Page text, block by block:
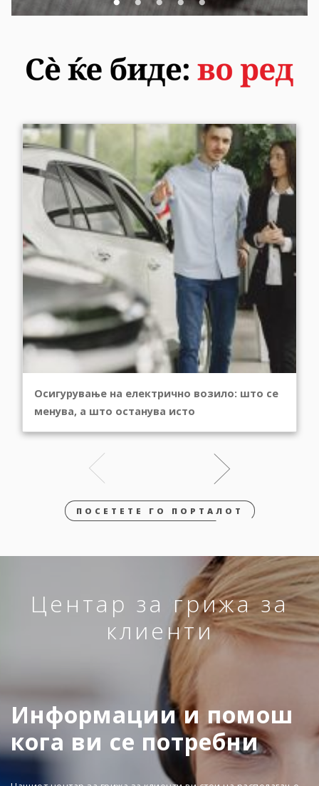
Осигурување на електрично возило: што се
менува, а што останува исто
ПОСЕТЕТЕ ГО ПОРТАЛОТ
Центар за грижа за
клиенти
Информации и помош
кога ви се потребни